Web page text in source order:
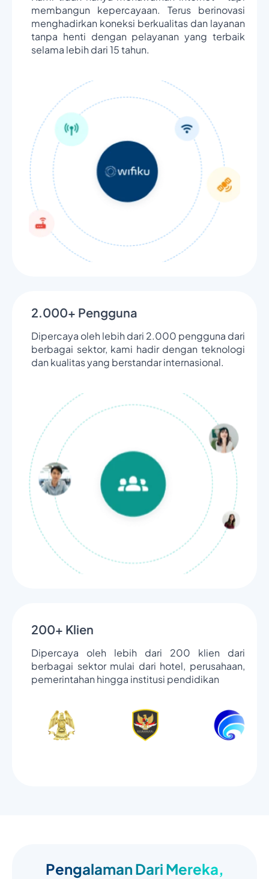
membangun kepercayaan. Terus berinovasi
menghadirkan koneksi berkualitas dan layanan
tanpa henti dengan pelayanan yang terbaik
selama lebih dari 15 tahun.
2.000+ Pengguna
Dipercaya oleh lebih dari 2.000 pengguna dari
berbagai sektor, kami hadir dengan teknologi
dan kualitas yang berstandar internasional.
200+ Klien
Dipercaya oleh lebih dari 200 klien dari
berbagai sektor mulai dari hotel, perusahaan,
pemerintahan hingga institusi pendidikan
Pengalaman Dari Mereka,